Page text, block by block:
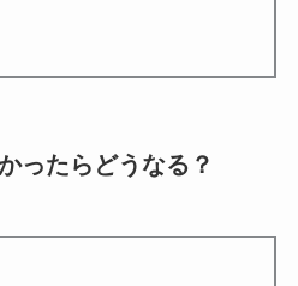
ったらどうなる？